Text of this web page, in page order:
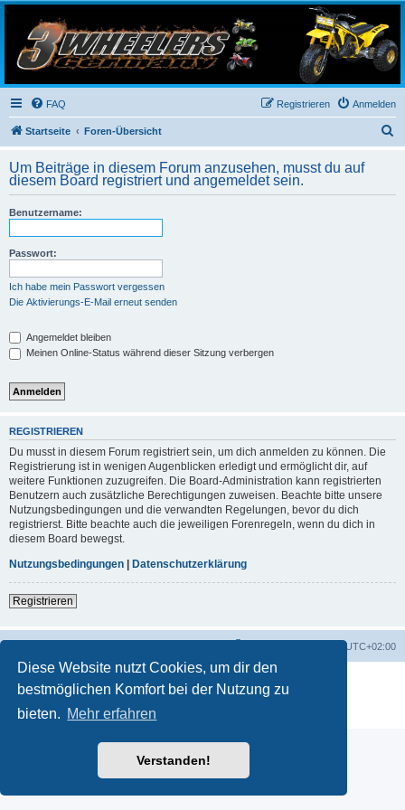
Diese Website nutzt Cookies, um dir den
bestmöglichen Komfort bei der Nutzung zu
bieten. Mehr erfahren
Verstanden!
3-Wheelers Germany
Honda, Yamaha, Kawasaki Trike
FAQ Anmelden
Registrieren
Startseite Foren-Übersicht
h
Um Beiträge in diesem Forum anzusehen, musst du auf
diesem Board registriert und angemeldet sein.
Benutzername:
Passwort:
Ich habe mein Passwort vergessen
Die Aktivierungs-E-Mail erneut senden
Angemeldet bleiben
Meinen Online-Status während dieser Sitzung verbergen
REGISTRIEREN
Du musst in diesem Forum registriert sein, um dich anmelden zu können. Die
Registrierung ist in wenigen Augenblicken erledigt und ermöglicht dir, auf
weitere Funktionen zuzugreifen. Die Board-Administration kann registrierten
Benutzern auch zusätzliche Berechtigungen zuweisen. Beachte bitte unsere
Nutzungsbedingungen und die verwandten Regelungen, bevor du dich
registrierst. Bitte beachte auch die jeweiligen Forenregeln, wenn du dich in
diesem Board bewegst.
Nutzungsbedingungen
Datenschutzerklärung
Registrieren
UTC+02:00
Deutsche Übersetzung durchphpBB.de
Datenschutz